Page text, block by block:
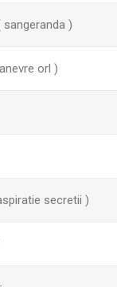
)
orl )
secretii )